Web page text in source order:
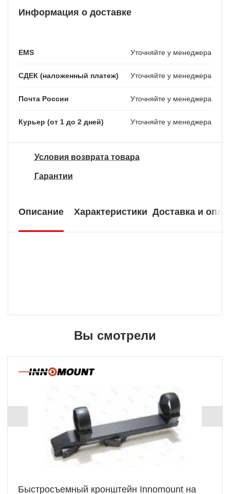
Информация о доставке
EMS Уточняйте у менеджера
СДЕК (наложенный платеж) Уточняйте у менеджера
Почта России Уточняйте у менеджера
Курьер (от 1 до 2 дней) Уточняйте у менеджера
Условия возврата товара
Гарантии
Описание Характеристики Доставка и
Вы смотрели
Быстросъемный кронштейн Innomount на